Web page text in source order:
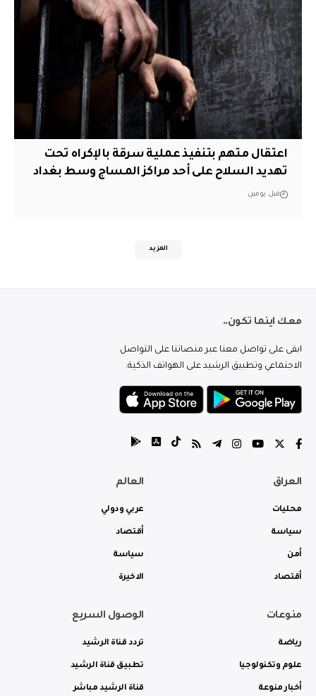
اعتقال متهم بتنفيذ عملية سرقة بالإكراه تحت
تهديد السلاح على أحد مراكز المساج وسط بغداد
قبل يومين
المزيد
معك اينما تكون..
ابقى على تواصل معنا عبر منصاتنا على التواصل
الاجتماعي وتطبيق الرشيد على الهواتف الذكية.
العراق
محليات
سياسة
أمن
أقتصاد
العالم
عربي ودولي
أقتصاد
سياسة
الاخيرة
منوعات
رياضة
علوم وتكنولوجيا
أخبار منوعة
الوصول السريع
تردد قناة الرشيد
تطبيق قناة الرشيد
قناة الرشيد مباشر